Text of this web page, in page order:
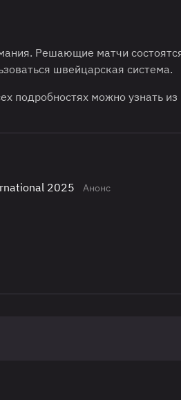
Решающие матчи
швейцарская система.
подробностях можно узнать из
2025 Анонс